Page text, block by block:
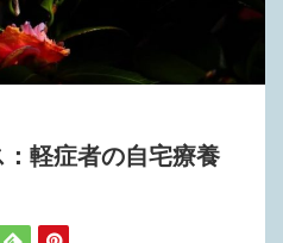
軽症者の自宅療養